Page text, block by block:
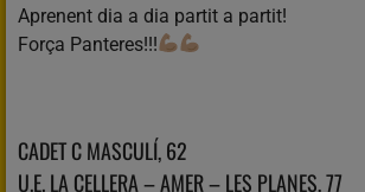
Aprenent dia a dia partit a partit!
Força Panteres!!!
CADET C MASCULÍ, 62
U.E. LA CELLERA – AMER – LES PLANES, 77